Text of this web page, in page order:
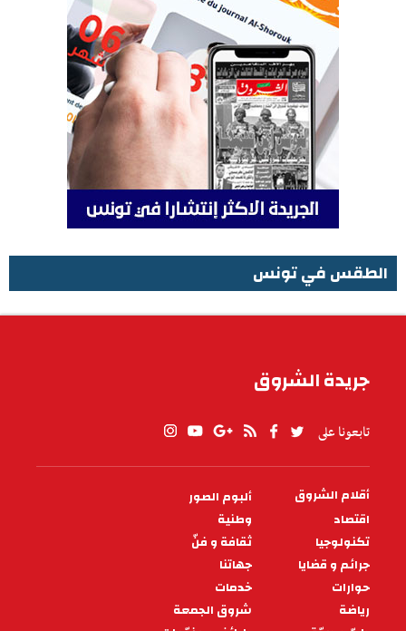
الطقس في تونس
جريدة الشروق
تابعونا على
PIED
DE
PAGE
أقلام الشروق
ألبوم الصور
اقتصاد
وطنية
تكنولوجيا
ثقافة و فنّ
جرائم و قضايا
جهاتنا
حوارات
خدمات
رياضة
شروق الجمعة